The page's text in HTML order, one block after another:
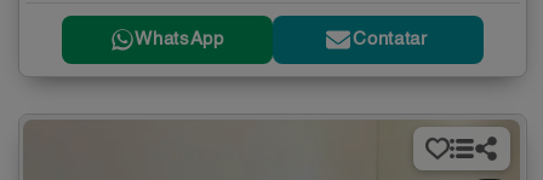
WhatsApp Contatar